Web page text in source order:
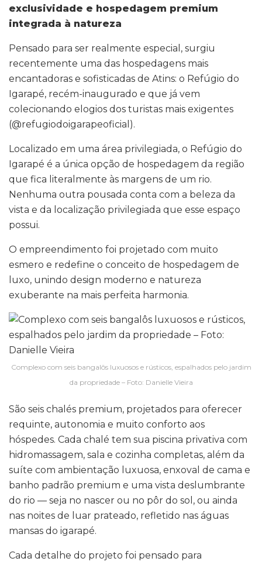
exclusividade e hospedagem premium
integrada à natureza
Pensado para ser realmente especial, surgiu
recentemente uma das hospedagens mais
encantadoras e sofisticadas de Atins: o Refúgio do
Igarapé, recém-inaugurado e que já vem
colecionando elogios dos turistas mais exigentes
(@refugiodoigarapeoficial).
Localizado em uma área privilegiada, o Refúgio do
Igarapé é a única opção de hospedagem da região
que fica literalmente às margens de um rio.
Nenhuma outra pousada conta com a beleza da
vista e da localização privilegiada que esse espaço
possui.
O empreendimento foi projetado com muito
esmero e redefine o conceito de hospedagem de
luxo, unindo design moderno e natureza
exuberante na mais perfeita harmonia.
Complexo com seis bangalôs luxuosos e rústicos, espalhados pelo jardim
da propriedade – Foto: Danielle Vieira
São seis chalés premium, projetados para oferecer
requinte, autonomia e muito conforto aos
hóspedes. Cada chalé tem sua piscina privativa com
hidromassagem, sala e cozinha completas, além da
suíte com ambientação luxuosa, enxoval de cama e
banho padrão premium e uma vista deslumbrante
do rio — seja no nascer ou no pôr do sol, ou ainda
nas noites de luar prateado, refletido nas águas
mansas do igarapé.
Cada detalhe do projeto foi pensado para